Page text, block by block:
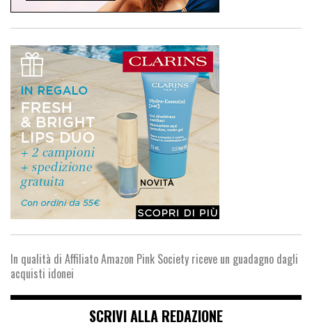
In qualità di Affiliato Amazon Pink Society riceve un guadagno dagli
acquisti idonei
SCRIVI ALLA REDAZIONE